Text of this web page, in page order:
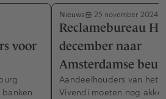
voor
Nieuws 25 november 2024
Reclamebureau
december naar
Amsterdamse
Aandeelhouders van het
Vivendi moeten nog